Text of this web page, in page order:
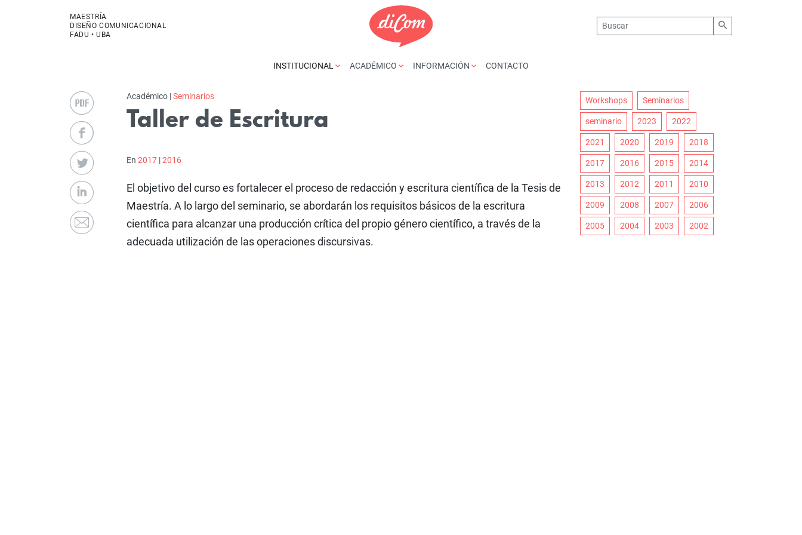
MAESTRÍA
DISEÑO COMUNICACIONAL
FADU • UBA
INSTITUCIONAL ACADÉMICO INFORMACIÓN CONTACTO
Académico |Seminarios
Taller de Escritura
En 2017|2016
El objetivo del curso es fortalecer el proceso de redacción y escritura científica de la Tesis de
Maestría. A lo largo del seminario, se abordarán los requisitos básicos de la escritura
científica para alcanzar una producción crítica del propio género científico, a través de la
adecuada utilización de las operaciones discursivas.
Workshops Seminarios
seminario 2023 2022
2021 2020 2019 2018
2017 2016 2015 2014
2013 2012 2011 2010
2009 2008 2007 2006
2005 2004 2003 2002